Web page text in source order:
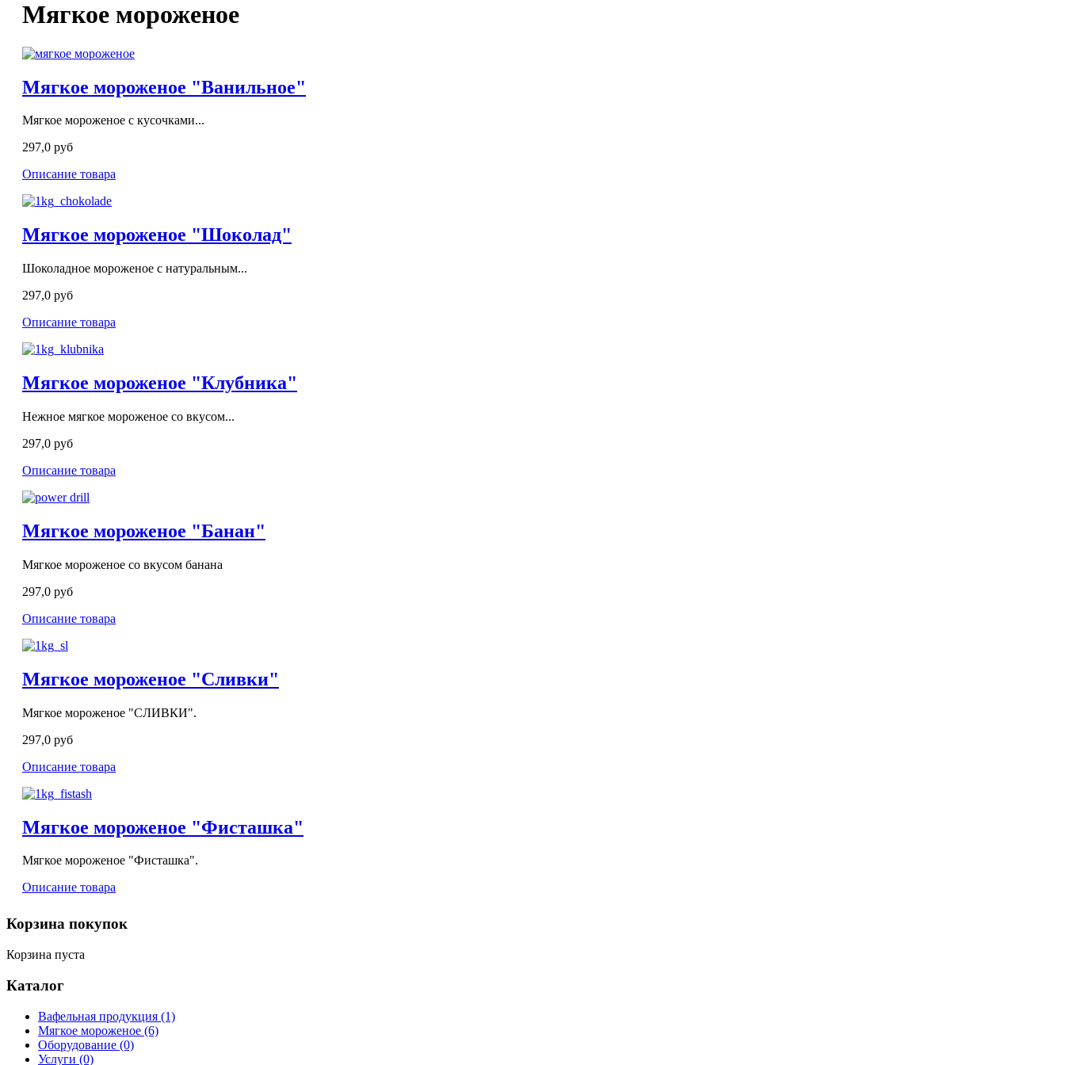
Мягкое мороженое
Мягкое мороженое "Ванильное"
Мягкое мороженое с кусочками...
297,0 руб
Описание товара
Мягкое мороженое "Шоколад"
Шоколадное мороженое с натуральным...
297,0 руб
Описание товара
Мягкое мороженое "Клубника"
Нежное мягкое мороженое со вкусом...
297,0 руб
Описание товара
Мягкое мороженое "Банан"
Мягкое мороженое со вкусом банана
297,0 руб
Описание товара
Мягкое мороженое "Сливки"
Мягкое мороженое "СЛИВКИ".
297,0 руб
Описание товара
Мягкое мороженое "Фисташка"
Мягкое мороженое "Фисташка".
Описание товара
Корзина покупок
Корзина пуста
Каталог
Вафельная продукция (1)
Мягкое мороженое (6)
Оборудование (0)
Услуги (0)